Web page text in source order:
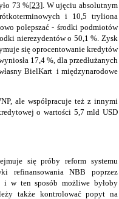
73 %[23]. W ujęciu absolutnym
i 10,5 tryliona
polepszać - środki podmiotów
nierezydentów o 50,1 %. Zysk
się oprocentowanie kredytów
17,4 %, dla przedłużanych
BielKart i międzynarodowe
ale współpracuje też z innymi
o wartości 5,7 mld USD
się próby reform systemu
refinansowania NBB poprzez
w ten sposób możliwe byłoby
także kontrolować popyt na